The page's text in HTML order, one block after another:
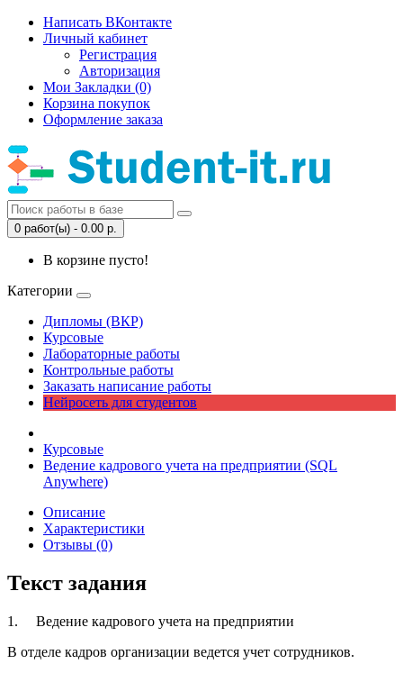
Написать ВКонтакте
Личный кабинет
Регистрация
Авторизация
Мои Закладки (0)
Корзина покупок
Оформление заказа
0 работ(ы) - 0.00 р.
В корзине пусто!
Категории
Дипломы (ВКР)
Курсовые
Лабораторные работы
Контрольные работы
Заказать написание работы
Нейросеть для студентов
Курсовые
Ведение кадрового учета на предприятии (SQL
Anywhere)
Описание
Характеристики
Отзывы (0)
Текст задания
1.
Ведение кадрового учета на предприятии
В отделе кадров организации ведется учет сотрудников.